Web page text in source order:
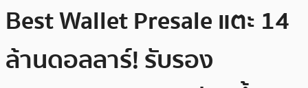
Best Wallet Presale แตะ 14
ล้านดอลลาร์! รับรอง